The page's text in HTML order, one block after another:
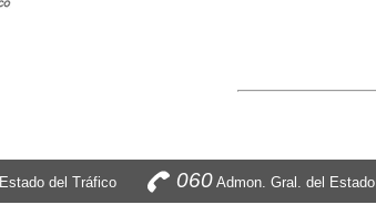
Estado del Tráfico 060Admon. Gral. del Estado